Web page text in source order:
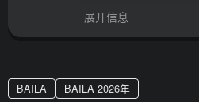
展开信息
BAILA BAILA 2026年